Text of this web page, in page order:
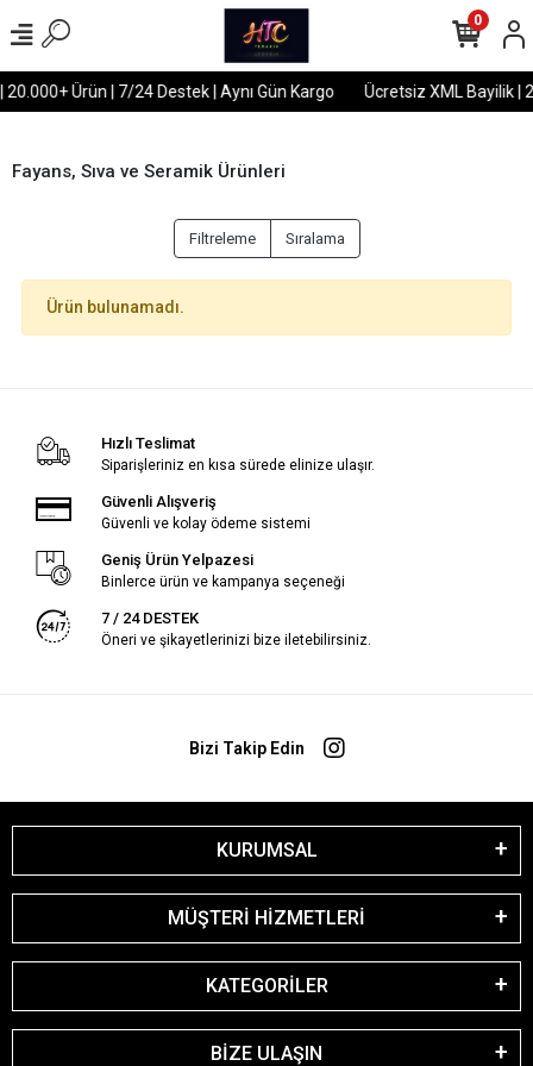
Ürün | 7/24 Destek | Aynı Gün Kargo Ücretsiz XML Bayilik |
0
Fayans, Sıva ve Seramik Ürünleri
Filtreleme Sıralama
Ürün bulunamadı.
Hızlı Teslimat
Siparişleriniz en kısa sürede elinize ulaşır.
Güvenli Alışveriş
Güvenli ve kolay ödeme sistemi
Geniş Ürün Yelpazesi
Binlerce ürün ve kampanya seçeneği
7 / 24 DESTEK
Öneri ve şikayetlerinizi bize iletebilirsiniz.
Bizi Takip Edin
KURUMSAL
MÜŞTERİ HİZMETLERİ
KATEGORİLER
BİZE ULAŞIN